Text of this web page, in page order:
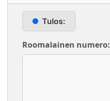
Tulos:
Roomalainen numero: